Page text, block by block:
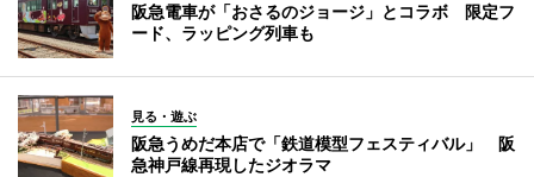
阪急電車が「おさるのジョージ」とコラボ 限定フ
ード、ラッピング列車も
見る・遊ぶ
阪急うめだ本店で「鉄道模型フェスティバル」 阪
急神戸線再現したジオラマ